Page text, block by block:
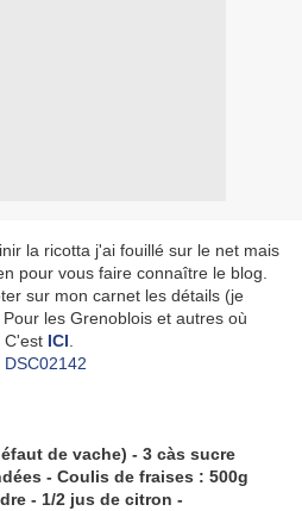
la ricotta j'ai fouillé sur le net mais
pour vous faire connaître le blog.
sur mon carnet les détails (je
les Grenoblois et autres où
C'est ICI
de vache) - 3 càs sucre
- Coulis de fraises : 500g
- 1/2 jus de citron -